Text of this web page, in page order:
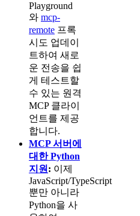
Playground
와 mcp-
remote 프록
시도 업데이
트하여 새로
운 전송을 쉽
게 테스트할
수 있는 원격
MCP 클라이
언트를 제공
합니다.
MCP 서버에
대한 Python
지원 : 이제
JavaScript/TypeScript
뿐만 아니라
Python을 사